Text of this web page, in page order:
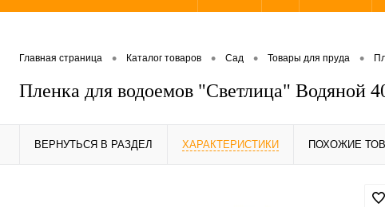
Главная страница • Каталог товаров • Сад • Товары для пруда •
Пленка для водоемов "Светлица" Водяной
ВЕРНУТЬСЯ В РАЗДЕЛ ХАРАКТЕРИСТИКИ ПОХОЖИЕ